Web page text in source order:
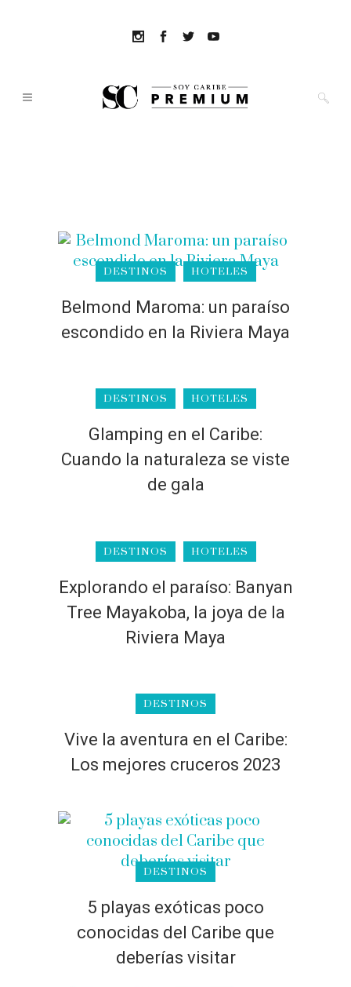
DESTINOS HOTELES
Belmond Maroma: un paraíso
escondido en la Riviera Maya
DESTINOS HOTELES
Glamping en el Caribe:
Cuando la naturaleza se viste
de gala
DESTINOS HOTELES
Explorando el paraíso: Banyan
Tree Mayakoba, la joya de la
Riviera Maya
DESTINOS
Vive la aventura en el Caribe:
Los mejores cruceros 2023
DESTINOS
5 playas exóticas poco
conocidas del Caribe que
deberías visitar